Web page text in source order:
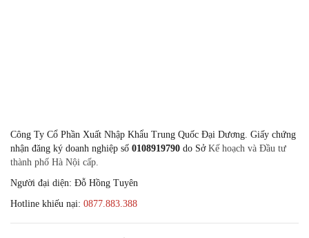
Công Ty Cổ Phần Xuất Nhập Khẩu Trung Quốc Đại Dương. Giấy chứng
nhận đăng ký doanh nghiệp số 0108919790 do Sở Kế hoạch và Đầu tư
thành phố Hà Nội cấp.
Người đại diện: Đỗ Hồng Tuyên
Hotline khiếu nại: 0877.883.388